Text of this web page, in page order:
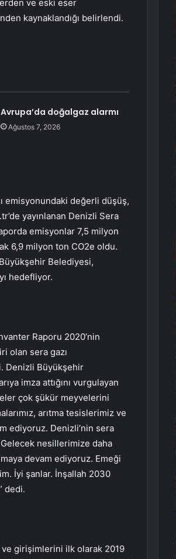
ve eski eser
kaynaklandığı belirlendi.
Avrupa’da doğalgaz alarmı
Ağustos 7, 2026
emisyonundaki değerli düşüş,
yayınlanan Denizli Sera
emisyonlar 7,5 milyon
6,9 milyon ton CO2e oldu.
Belediyesi,
hedefliyor.
Raporu 2020’nin
olan sera gazı
Denizli Büyükşehir
imza attığını vurgulayan
çok şükür meyvelerini
arıtma tesislerimiz ve
ediyoruz. Denizli’nin sera
Gelecek nesillerimize daha
devam ediyoruz. Emeği
İyi şanlar. İnşallah 2030
dedi.
girişimlerini ilk olarak 2019